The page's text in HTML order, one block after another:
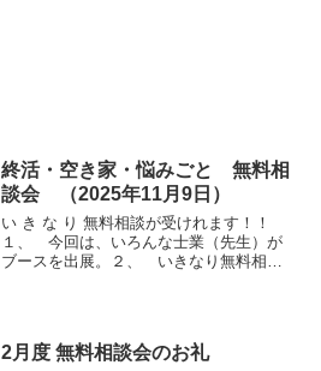
終活・空き家・悩みごと 無料相
談会 （2025年11月9日）
い き な り 無料相談が受けれます！！
１、 今回は、いろんな士業（先生）が
ブースを出展。２、 いきなり無料相談
ます。６、 士業の紹...
2月度 無料相談会のお礼